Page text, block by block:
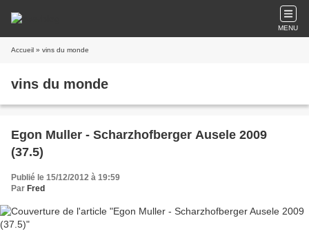
MENU
Accueil » vins du monde
vins du monde
Egon Muller - Scharzhofberger Ausele 2009
(37.5)
Publié le 15/12/2012 à 19:59
Par Fred